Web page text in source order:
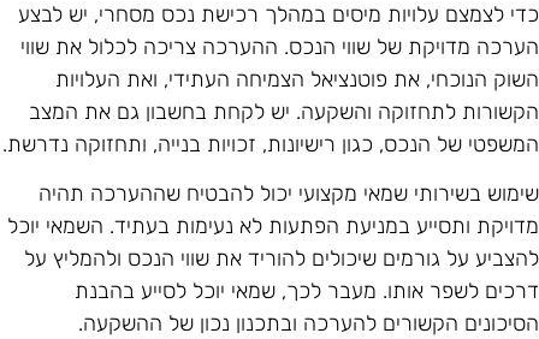
לצמצם עלויות מיסים במהלך רכישת נכס מסחרי, יש לבצע
מדויקת של שווי הנכס. ההערכה צריכה לכלול את שווי
הנוכחי, את פוטנציאל הצמיחה העתידי, ואת העלויות
לתחזוקה והשקעה. יש לקחת בחשבון גם את המצב
של הנכס, כגון רישיונות, זכויות בנייה, ותחזוקה נדרשת.
בשירותי שמאי מקצועי יכול להבטיח שההערכה תהיה
ותסייע במניעת הפתעות לא נעימות בעתיד. השמאי יוכל
על גורמים שיכולים להוריד את שווי הנכס ולהמליץ על
לשפר אותו. מעבר לכך, שמאי יוכל לסייע בהבנת
הקשורים להערכה ובתכנון נכון של ההשקעה.